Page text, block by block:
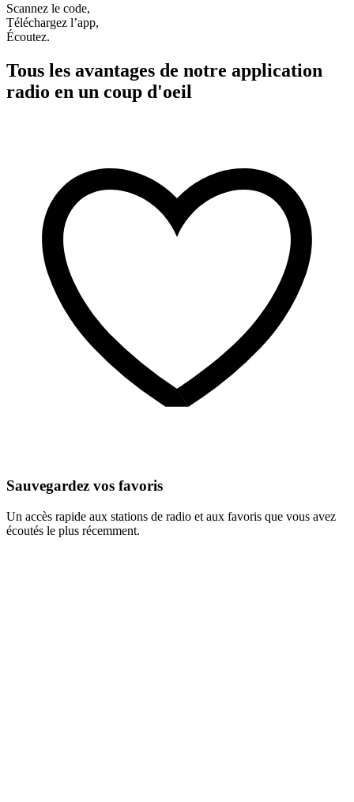
Scannez le code,
Téléchargez l’app,
Écoutez.
Tous les avantages de notre application
radio en un coup d'oeil
Sauvegardez vos favoris
Un accès rapide aux stations de radio et aux favoris que vous avez
écoutés le plus récemment.